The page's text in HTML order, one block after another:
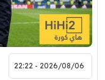
2026/08/06 - 22:22